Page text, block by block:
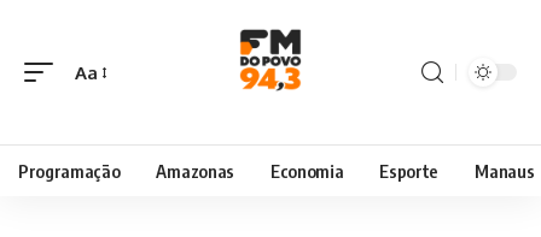
Aa
Programação Amazonas Economia Esporte Manaus